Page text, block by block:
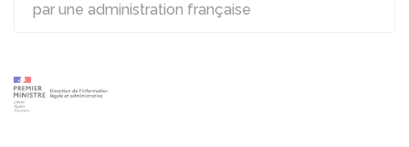
par une administration française